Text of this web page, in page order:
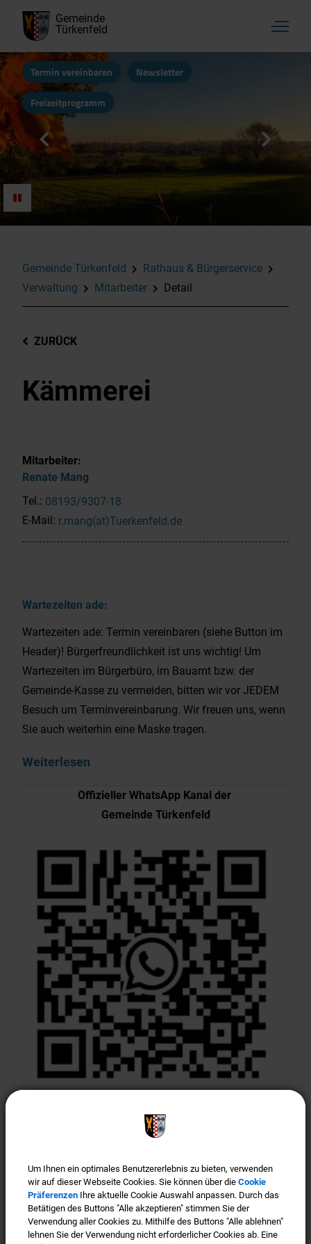
Gemeinde
Türkenfeld
Termin vereinbaren Newsletter
Freizeitprogramm
Wartezeiten ade:
Wartezeiten ade: Termin vereinbaren (siehe Button im
Header)! Bürgerfreundlichkeit ist uns wichtig! Um
Wartezeiten im Bürgerbüro, im Bauamt bzw. der
Gemeinde-Kasse zu vermeiden, bitten wir vor JEDEM
Besuch um Terminvereinbarung. Wir freuen uns, wenn
Sie auch weiterhin eine Maske tragen.
Weiterlesen
Offizieller WhatsApp Kanal der
Gemeinde Türkenfeld
Türkenfeld ist "Gigabit-Region"
Gemeinde Türkenfeld
Rathaus & Bürgerservice
Verwaltung
Mitarbeiter Detail
ZURÜCK
Kämmerei
Mitarbeiter:
Renate Mang
Tel.: 08193/9307-18
E-Mail: r.mang(at)Tuerkenfeld.de
Um Ihnen ein optimales Benutzererlebnis zu bieten, verwenden
wir auf dieser Webseite Cookies. Sie können über die Cookie
Präferenzen Ihre aktuelle Cookie Auswahl anpassen. Durch das
Betätigen des Buttons "Alle akzeptieren" stimmen Sie der
Verwendung aller Cookies zu. Mithilfe des Buttons "Alle ablehnen"
lehnen Sie der Verwendung nicht erforderlicher Cookies ab. Eine
Um Ihnen ein optimales Benutzererlebnis zu bieten, verwenden
wir auf dieser Webseite Cookies. Sie können über die Cookie
Präferenzen Ihre aktuelle Cookie Auswahl anpassen. Durch das
Betätigen des Buttons "Alle akzeptieren" stimmen Sie der
Verwendung aller Cookies zu. Mithilfe des Buttons "Alle ablehnen"
lehnen Sie der Verwendung nicht erforderlicher Cookies ab. Eine